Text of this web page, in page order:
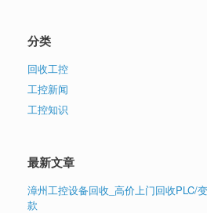
分类
回收工控
工控新闻
工控知识
最新文章
漳州工控设备回收_高价上门回收PLC/
款